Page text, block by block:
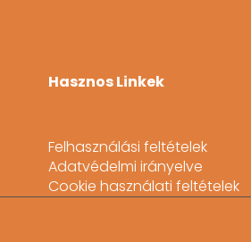
Hasznos Linkek
Felhasználási feltételek
Adatvédelmi irányelve
Cookie használati feltételek